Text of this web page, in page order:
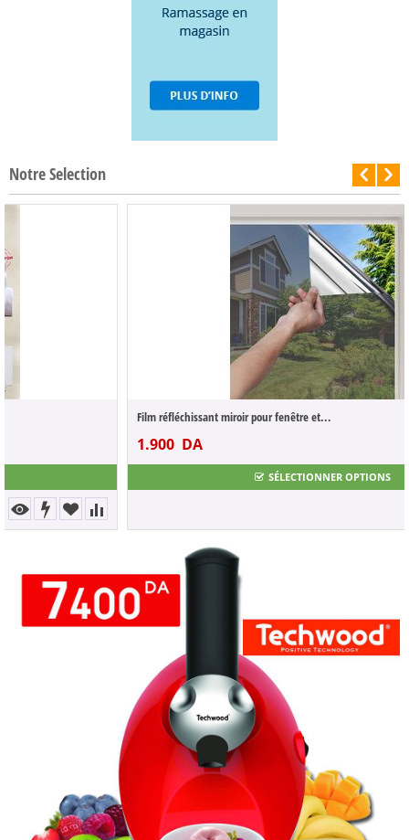
Notre Selection
-50%
Film réfléchissant miroir pour fenêtre et...
SÉLECTIONNER OPTIONS